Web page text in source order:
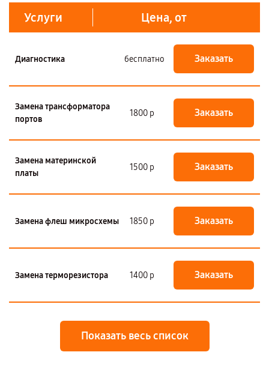
Услуги Цена, от
Диагностика бесплатно Заказать
Замена трансформатора
портов
1800 р Заказать
Замена материнской
платы
1500 р Заказать
Замена флеш микросхемы 1850 р Заказать
Замена терморезистора 1400 р Заказать
Показать весь список